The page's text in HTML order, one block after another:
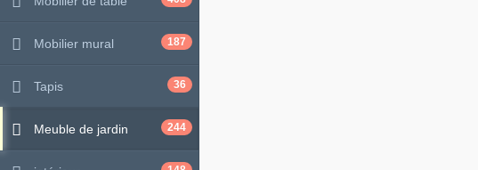
Mobilier mural 187
Tapis 36
Meuble de jardin 244